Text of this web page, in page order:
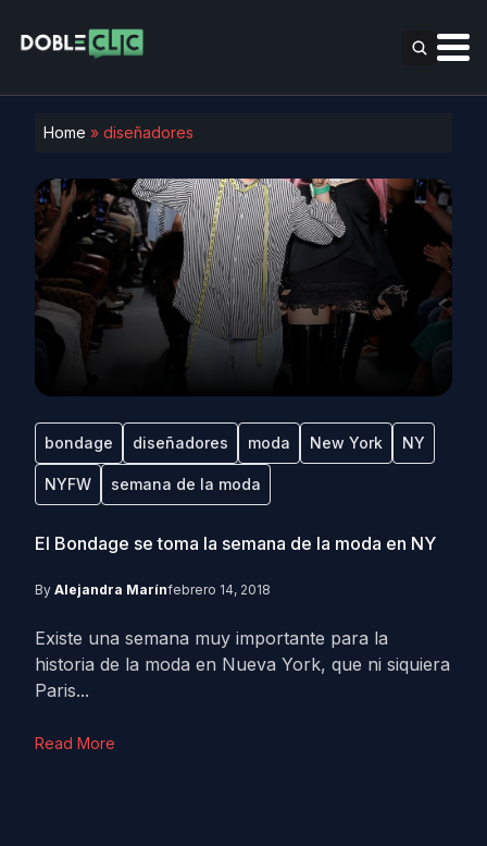
Home » diseñadores
bondage diseñadores moda New York NY
NYFW semana de la moda
El Bondage se toma la semana de la moda en NY
By Alejandra Marínfebrero 14, 2018
Existe una semana muy importante para la
historia de la moda en Nueva York, que ni siquiera
Paris...
Read More